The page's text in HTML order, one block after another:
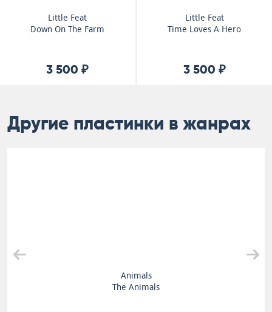
Little Feat
Down On The Farm
3 500 ₽
Little Feat
Time Loves A Hero
3 500 ₽
Другие пластинки в жанрах
Animals
The Animals